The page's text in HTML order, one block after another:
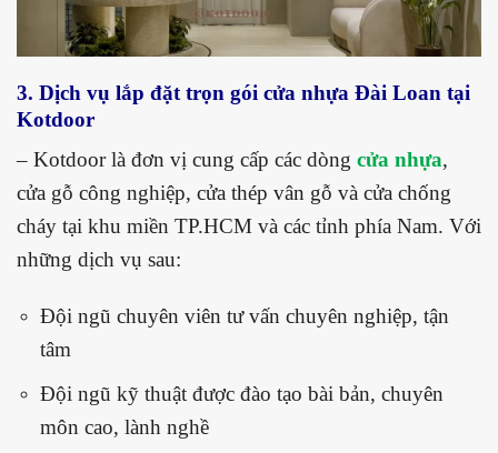
3. Dịch vụ lắp đặt trọn gói cửa nhựa Đài Loan tại
Kotdoor
– Kotdoor là đơn vị cung cấp các dòng cửa nhựa,
cửa gỗ công nghiệp, cửa thép vân gỗ và cửa chống
cháy tại khu miền TP.HCM và các tỉnh phía Nam. Với
những dịch vụ sau:
Đội ngũ chuyên viên tư vấn chuyên nghiệp, tận
tâm
Đội ngũ kỹ thuật được đào tạo bài bản, chuyên
môn cao, lành nghề